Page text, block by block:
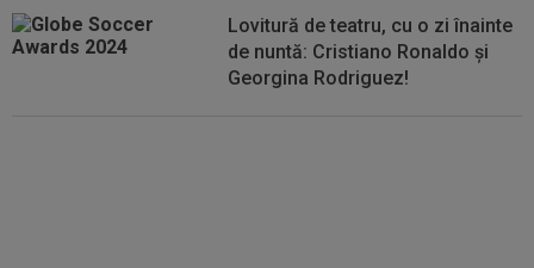
Lovitură de teatru, cu o zi înainte
de nuntă: Cristiano Ronaldo și
Georgina Rodriguez!